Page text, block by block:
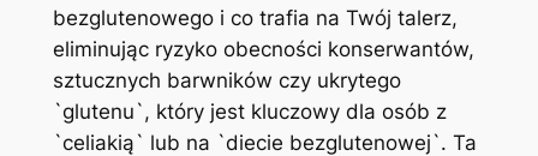
bezglutenowego i co trafia na Twój talerz,
eliminując ryzyko obecności konserwantów,
sztucznych barwników czy ukrytego
`glutenu`, który jest kluczowy dla osób z
`celiakią` lub na `diecie bezglutenowej`. Ta